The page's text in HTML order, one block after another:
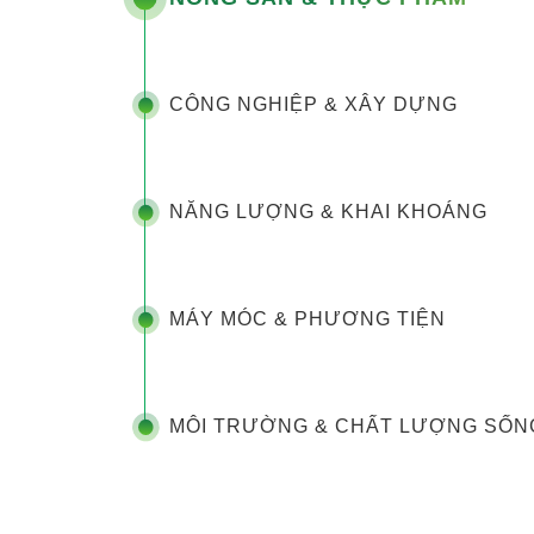
CÔNG NGHIỆP & XÂY DỰNG
NĂNG LƯỢNG & KHAI KHOÁNG
MÁY MÓC & PHƯƠNG TIỆN
MÔI TRƯỜNG & CHẤT LƯỢNG